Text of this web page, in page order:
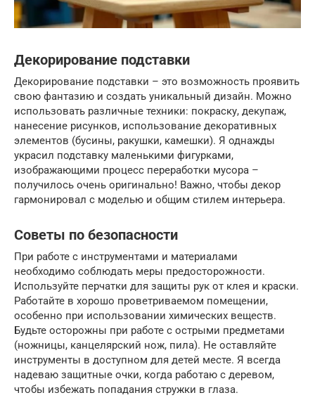
Декорирование подставки
Декорирование подставки – это возможность проявить
свою фантазию и создать уникальный дизайн. Можно
использовать различные техники: покраску, декупаж,
нанесение рисунков, использование декоративных
элементов (бусины, ракушки, камешки). Я однажды
украсил подставку маленькими фигурками,
изображающими процесс переработки мусора –
получилось очень оригинально! Важно, чтобы декор
гармонировал с моделью и общим стилем интерьера.
Советы по безопасности
При работе с инструментами и материалами
необходимо соблюдать меры предосторожности.
Используйте перчатки для защиты рук от клея и краски.
Работайте в хорошо проветриваемом помещении,
особенно при использовании химических веществ.
Будьте осторожны при работе с острыми предметами
(ножницы, канцелярский нож, пила). Не оставляйте
инструменты в доступном для детей месте. Я всегда
надеваю защитные очки, когда работаю с деревом,
чтобы избежать попадания стружки в глаза.